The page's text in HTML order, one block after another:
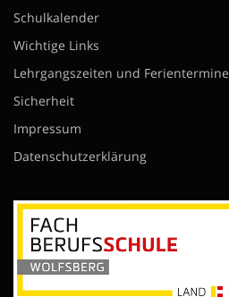
Schulkalender
Wichtige Links
Lehrgangszeiten und Ferientermine
Sicherheit
Impressum
Datenschutzerklärung